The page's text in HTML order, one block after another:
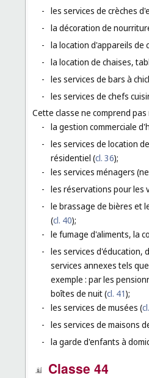
- les services de crèches
- la décoration de
- la location d'appareils de
- la location de chaises,
- les services de bars à
- les services de chefs
Cette classe ne comprend
- la gestion commerciale
- les services de location
résidentiel (cl. 36);
- les services ménagers
- les réservations pour les
- le brassage de bières et
(cl. 40);
- le fumage d'aliments, la
- les services d'éducation,
services annexes tels
exemple : par les
boîtes de nuit (cl. 41);
- les services de musées (
- les services de maisons
- la garde d'enfants à
Classe 44